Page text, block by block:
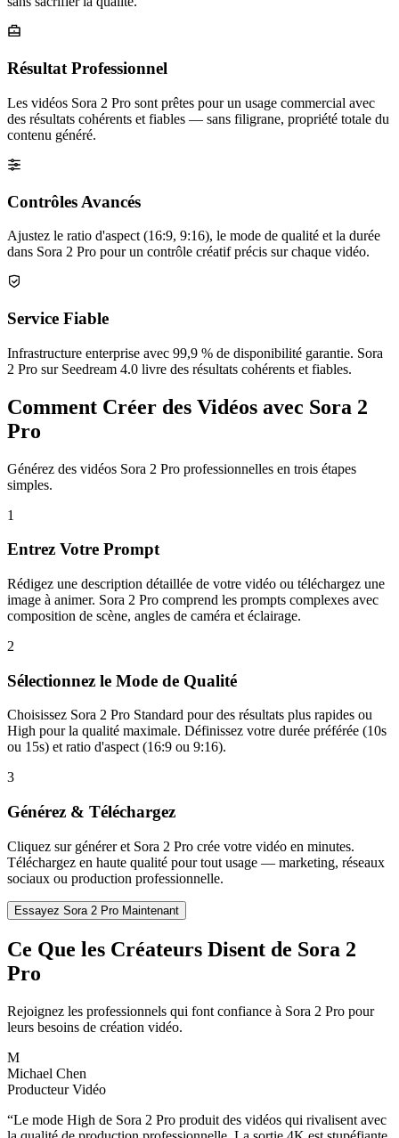
Résultat Professionnel
Les vidéos Sora 2 Pro sont prêtes pour un usage commercial avec
des résultats cohérents et fiables — sans filigrane, propriété totale du
contenu généré.
Contrôles Avancés
Ajustez le ratio d'aspect (16:9, 9:16), le mode de qualité et la durée
dans Sora 2 Pro pour un contrôle créatif précis sur chaque vidéo.
Service Fiable
Infrastructure enterprise avec 99,9 % de disponibilité garantie. Sora
2 Pro sur Seedream 4.0 livre des résultats cohérents et fiables.
Comment Créer des Vidéos avec Sora 2
Pro
Générez des vidéos Sora 2 Pro professionnelles en trois étapes
simples.
1
Entrez Votre Prompt
Rédigez une description détaillée de votre vidéo ou téléchargez une
image à animer. Sora 2 Pro comprend les prompts complexes avec
composition de scène, angles de caméra et éclairage.
2
Sélectionnez le Mode de Qualité
Choisissez Sora 2 Pro Standard pour des résultats plus rapides ou
High pour la qualité maximale. Définissez votre durée préférée (10s
ou 15s) et ratio d'aspect (16:9 ou 9:16).
3
Générez & Téléchargez
Cliquez sur générer et Sora 2 Pro crée votre vidéo en minutes.
Téléchargez en haute qualité pour tout usage — marketing, réseaux
sociaux ou production professionnelle.
Essayez Sora 2 Pro Maintenant
Ce Que les Créateurs Disent de Sora 2
Pro
Rejoignez les professionnels qui font confiance à Sora 2 Pro pour
leurs besoins de création vidéo.
M
Michael Chen
Producteur Vidéo
“Le mode High de Sora 2 Pro produit des vidéos qui rivalisent avec